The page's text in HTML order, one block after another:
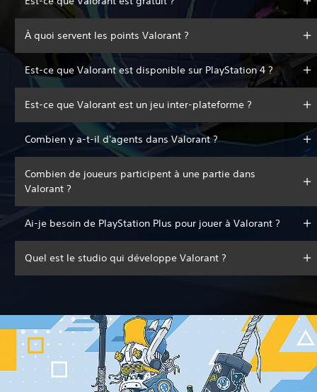
À quoi servent les points Valorant ?
Est-ce que Valorant est disponible sur PlayStation 4 ?
Est-ce que Valorant est un jeu inter-plateforme ?
Combien y a-t-il d'agents dans Valorant ?
Combien de joueurs participent à une partie dans
Valorant ?
Ai-je besoin de PlayStation Plus pour jouer à Valorant ?
Quel est le studio qui développe Valorant ?